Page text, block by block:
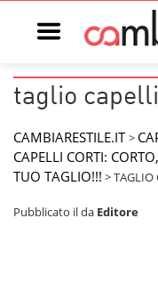
Open main menu
taglio capelli
CAMBIARESTILE.IT >
CAPELLI CORTI:
TUO TAGLIO!!! >TAGLIO
Pubblicato ilda Editore